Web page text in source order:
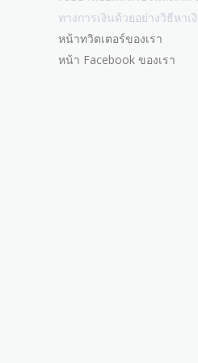
ทางการเงินด้วยอย่างวิธีหา
หน้าทวิตเตอร์ของเรา
หน้า Facebook ของเรา